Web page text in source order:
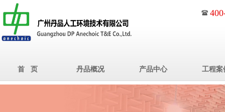
首 页 丹品概况 产品中心 工程案